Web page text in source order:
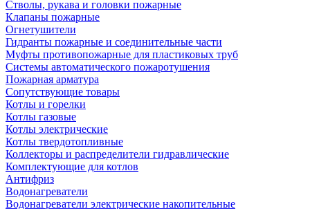
Стволы, рукава и головки пожарные
Клапаны пожарные
Огнетушители
Гидранты пожарные и соединительные части
Муфты противопожарные для пластиковых труб
Системы автоматического пожаротушения
Пожарная арматура
Сопутствующие товары
Котлы и горелки
Котлы газовые
Котлы электрические
Котлы твердотопливные
Коллекторы и распределители гидравлические
Комплектующие для котлов
Антифриз
Водонагреватели
Водонагреватели электрические накопительные